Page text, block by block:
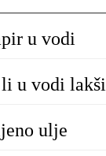
u vodi
u vodi
ulje